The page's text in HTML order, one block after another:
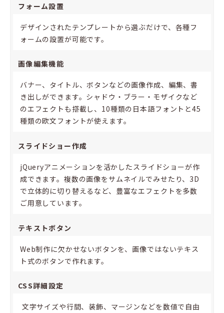
フォーム設置
デザインされたテンプレートから選ぶだけで、各種フ
ォームの設置が可能です。
画像編集機能
バナー、タイトル、ボタンなどの画像作成、編集、書
き出しができます。シャドウ・ブラー・モザイクなど
のエフェクトも搭載し、10種類の日本語フォントと45
種類の欧文フォントが使えます。
スライドショー作成
jQueryアニメーションを活かしたスライドショーが作
成できます。複数の画像をサムネイルでみせたり、3D
で立体的に切り替えるなど、豊富なエフェクトを多数
ご用意しています。
テキストボタン
Web制作に欠かせないボタンを、画像ではないテキス
ト式のボタンで作れます。
CSS詳細設定
文字サイズや行間、装飾、マージンなどを数値で自由